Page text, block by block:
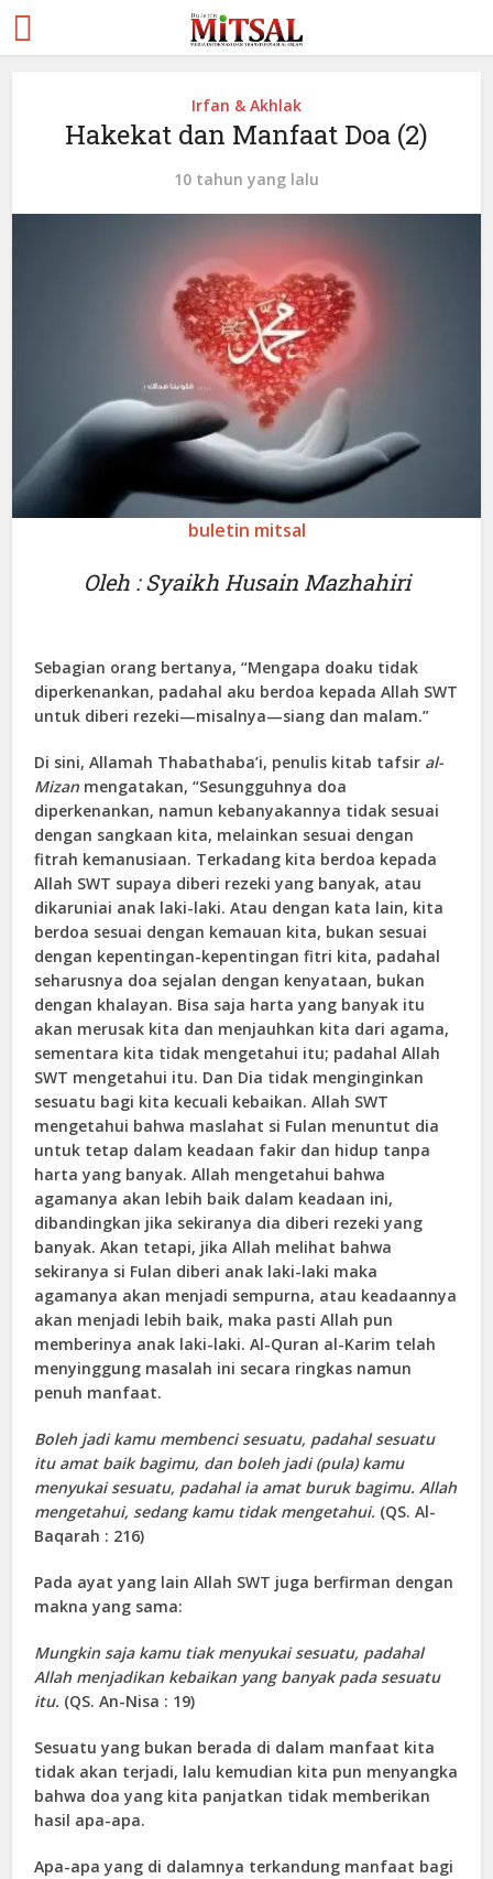
Irfan & Akhlak
Hakekat dan Manfaat Doa (2)
10 tahun yang lalu
buletin mitsal
Oleh : Syaikh Husain Mazhahiri
Sebagian orang bertanya, “Mengapa doaku tidak
diperkenankan, padahal aku berdoa kepada Allah SWT
untuk diberi rezeki—misalnya—siang dan malam.”
Di sini, Allamah Thabathaba’i, penulis kitab tafsir al-
Mizan mengatakan, “Sesungguhnya doa
diperkenankan, namun kebanyakannya tidak sesuai
dengan sangkaan kita, melainkan sesuai dengan
fitrah kemanusiaan. Terkadang kita berdoa kepada
Allah SWT supaya diberi rezeki yang banyak, atau
dikaruniai anak laki-laki. Atau dengan kata lain, kita
berdoa sesuai dengan kemauan kita, bukan sesuai
dengan kepentingan-kepentingan fitri kita, padahal
seharusnya doa sejalan dengan kenyataan, bukan
dengan khalayan. Bisa saja harta yang banyak itu
akan merusak kita dan menjauhkan kita dari agama,
sementara kita tidak mengetahui itu; padahal Allah
SWT mengetahui itu. Dan Dia tidak menginginkan
sesuatu bagi kita kecuali kebaikan. Allah SWT
mengetahui bahwa maslahat si Fulan menuntut dia
untuk tetap dalam keadaan fakir dan hidup tanpa
harta yang banyak. Allah mengetahui bahwa
agamanya akan lebih baik dalam keadaan ini,
dibandingkan jika sekiranya dia diberi rezeki yang
banyak. Akan tetapi, jika Allah melihat bahwa
sekiranya si Fulan diberi anak laki-laki maka
agamanya akan menjadi sempurna, atau keadaannya
akan menjadi lebih baik, maka pasti Allah pun
memberinya anak laki-laki. Al-Quran al-Karim telah
menyinggung masalah ini secara ringkas namun
penuh manfaat.
Boleh jadi kamu membenci sesuatu, padahal sesuatu
itu amat baik bagimu, dan boleh jadi (pula) kamu
menyukai sesuatu, padahal ia amat buruk bagimu. Allah
mengetahui, sedang kamu tidak mengetahui. (QS. Al-
Baqarah : 216)
Pada ayat yang lain Allah SWT juga berfirman dengan
makna yang sama:
Mungkin saja kamu tiak menyukai sesuatu, padahal
Allah menjadikan kebaikan yang banyak pada sesuatu
itu. (QS. An-Nisa : 19)
Sesuatu yang bukan berada di dalam manfaat kita
tidak akan terjadi, lalu kemudian kita pun menyangka
bahwa doa yang kita panjatkan tidak memberikan
hasil apa-apa.
Apa-apa yang di dalamnya terkandung manfaat bagi